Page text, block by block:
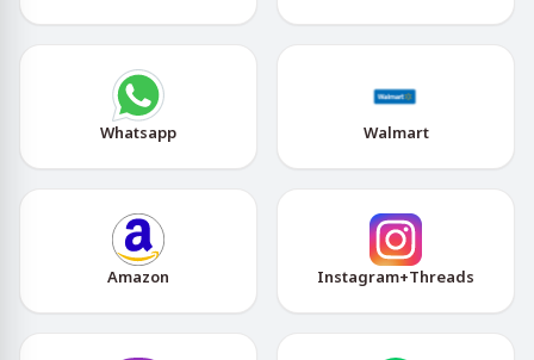
Whatsapp Walmart
Amazon Instagram+Threads